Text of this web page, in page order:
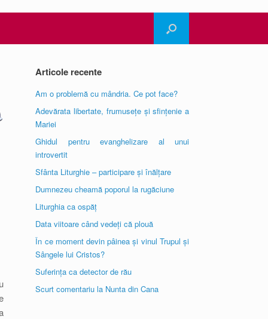
Articole recente
Am o problemă cu mândria. Ce pot face?
Adevărata libertate, frumusețe și sfințenie a
Mariei
Ghidul pentru evanghelizare al unui
introvertit
Sfânta Liturghie – participare și înălțare
Dumnezeu cheamă poporul la rugăciune
Liturghia ca ospăț
Data viitoare când vedeți că plouă
În ce moment devin pâinea și vinul Trupul și
Sângele lui Cristos?
Suferința ca detector de rău
Scurt comentariu la Nunta din Cana